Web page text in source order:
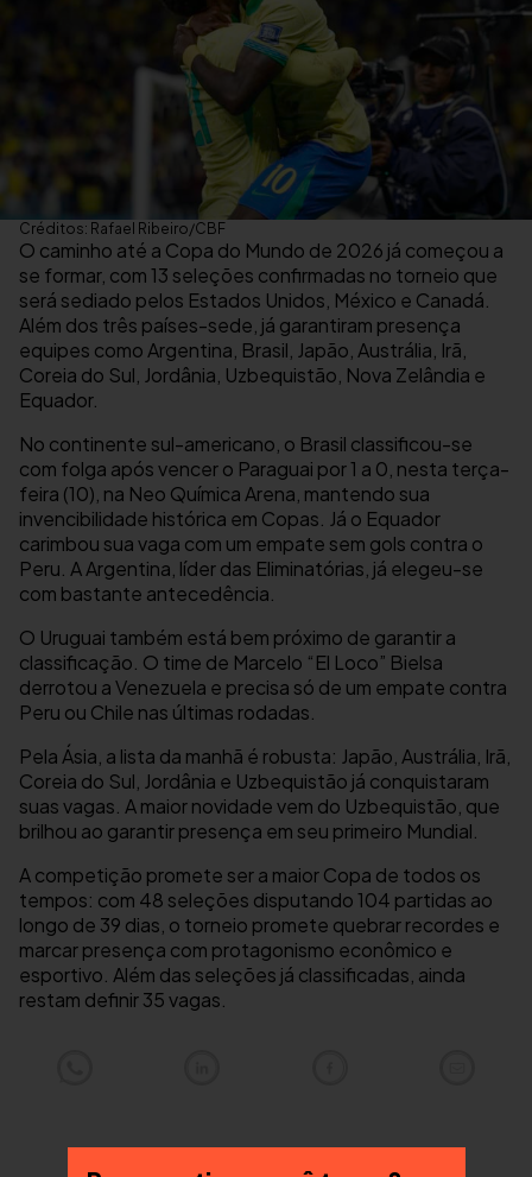
Créditos: Rafael Ribeiro/CBF
O caminho até a Copa do Mundo de 2026 já começou a
se formar, com 13 seleções confirmadas no torneio que
será sediado pelos Estados Unidos, México e Canadá.
Além dos três países-sede, já garantiram presença
equipes como Argentina, Brasil, Japão, Austrália, Irã,
Coreia do Sul, Jordânia, Uzbequistão, Nova Zelândia e
Equador.
No continente sul-americano, o Brasil classificou-se
com folga após vencer o Paraguai por 1 a 0, nesta terça-
feira (10), na Neo Química Arena, mantendo sua
invencibilidade histórica em Copas. Já o Equador
carimbou sua vaga com um empate sem gols contra o
Peru. A Argentina, líder das Eliminatórias, já elegeu-se
com bastante antecedência.
O Uruguai também está bem próximo de garantir a
classificação. O time de Marcelo “El Loco” Bielsa
derrotou a Venezuela e precisa só de um empate contra
Peru ou Chile nas últimas rodadas.
Pela Ásia, a lista da manhã é robusta: Japão, Austrália, Irã,
Coreia do Sul, Jordânia e Uzbequistão já conquistaram
suas vagas. A maior novidade vem do Uzbequistão, que
brilhou ao garantir presença em seu primeiro Mundial.
A competição promete ser a maior Copa de todos os
tempos: com 48 seleções disputando 104 partidas ao
longo de 39 dias, o torneio promete quebrar recordes e
marcar presença com protagonismo econômico e
esportivo. Além das seleções já classificadas, ainda
restam definir 35 vagas.